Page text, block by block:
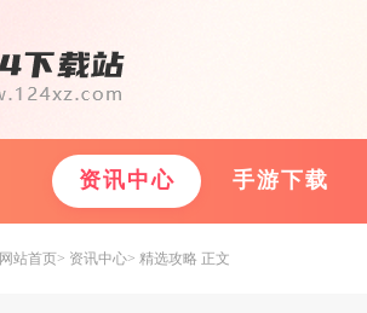
资讯中心 手游下载
网站首页 资讯中心 精选攻略 正文